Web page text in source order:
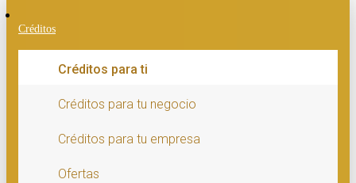
Créditos
Créditos para ti
Créditos para tu negocio
Créditos para tu empresa
Ofertas